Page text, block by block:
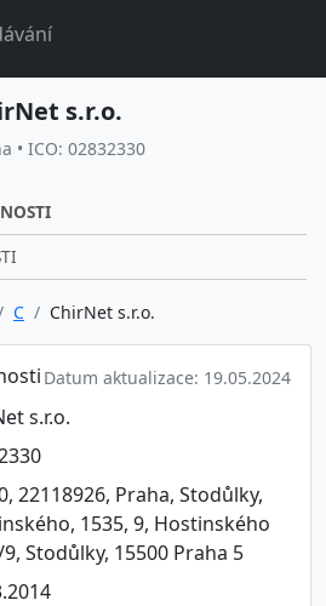
s.r.o.
• ICO: 02832330
C ChirNet s.r.o.
Datum aktualizace: 19.05.2024
s.r.o.
22118926, Praha, Stodůlky,
1535, 9, Hostinského
Stodůlky, 15500 Praha 5